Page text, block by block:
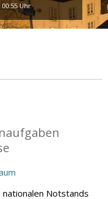
00:55 Uhr
nationalen Notstands